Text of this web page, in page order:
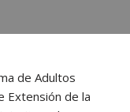
de Adultos
Extensión de la